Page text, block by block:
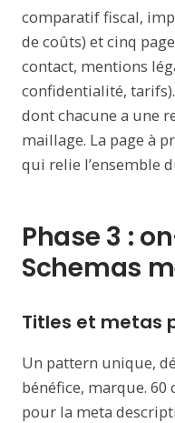
comparatif fiscal,
de coûts) et cinq
contact, mentions
confidentialité,
dont chacune a une
maillage. La page à
qui relie l’ensemble
Phase 3 :
Schemas
Titles et metas
Un pattern unique,
bénéfice, marque.
pour la meta